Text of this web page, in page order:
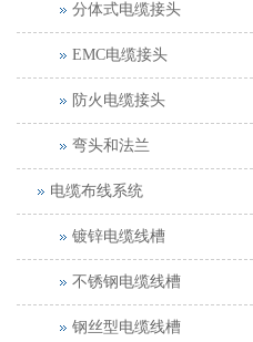
分体式电缆接头
EMC电缆接头
防火电缆接头
弯头和法兰
电缆布线系统
镀锌电缆线槽
不锈钢电缆线槽
钢丝型电缆线槽